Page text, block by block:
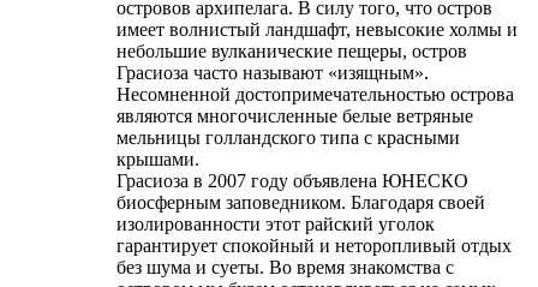
островов архипелага. В силу того, что остров
имеет волнистый ландшафт, невысокие холмы и
небольшие вулканические пещеры, остров
Грасиоза часто называют «изящным».
Несомненной достопримечательностью острова
являются многочисленные белые ветряные
мельницы голландского типа с красными
крышами.
Грасиоза в 2007 году объявлена ЮНЕСКО
биосферным заповедником. Благодаря своей
изолированности этот райский уголок
гарантирует спокойный и неторопливый отдых
без шума и суеты. Во время знакомства с